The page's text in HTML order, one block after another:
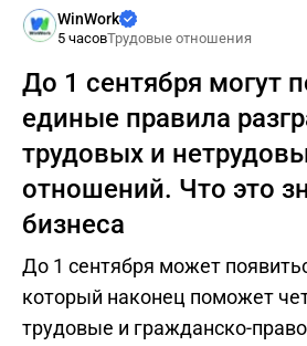
WinWork
5 часовТрудовые отношения
До 1 сентября могут
единые правила
трудовых и
отношений. Что это
бизнеса
До 1 сентября может
который наконец поможет
трудовые и гражданско-